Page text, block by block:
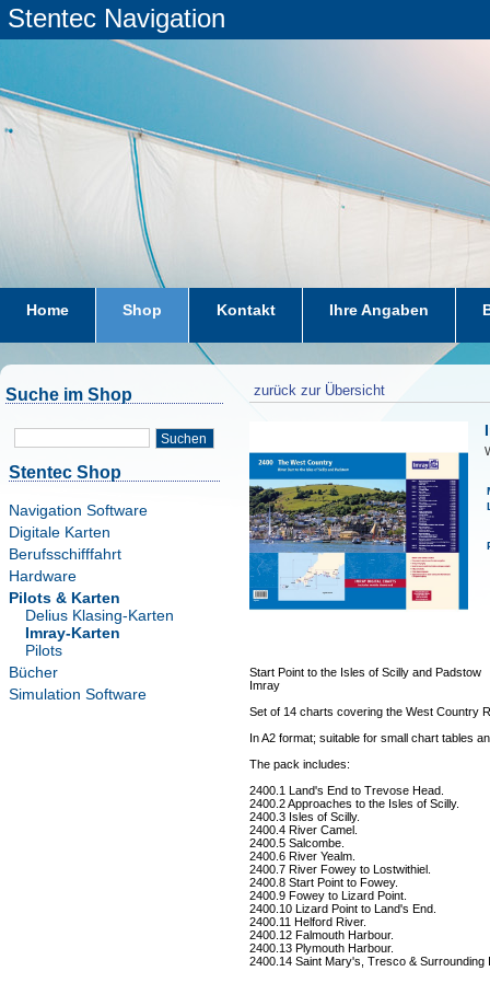
Stentec Navigation
Home Shop Kontakt Ihre Angaben
Suche im Shop
Suchen
Stentec Shop
Navigation Software
Digitale Karten
Berufsschifffahrt
Hardware
Pilots & Karten
Delius Klasing-Karten
Imray-Karten
Pilots
Bücher
Simulation Software
zurück zur Übersicht
Start Point to the Isles of Scilly and Padstow
Imray
Set of 14 charts covering the West Country
In A2 format; suitable for small chart tables
The pack includes:
2400.1 Land's End to Trevose Head.
2400.2 Approaches to the Isles of Scilly.
2400.3 Isles of Scilly.
2400.4 River Camel.
2400.5 Salcombe.
2400.6 River Yealm.
2400.7 River Fowey to Lostwithiel.
2400.8 Start Point to Fowey.
2400.9 Fowey to Lizard Point.
2400.10 Lizard Point to Land's End.
2400.11 Helford River.
2400.12 Falmouth Harbour.
2400.13 Plymouth Harbour.
2400.14 Saint Mary's, Tresco & Surrounding